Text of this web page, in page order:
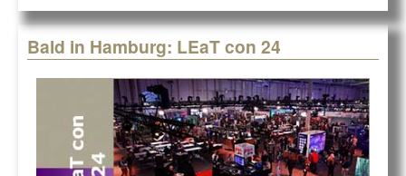
Bald in Hamburg: LEaT con 24